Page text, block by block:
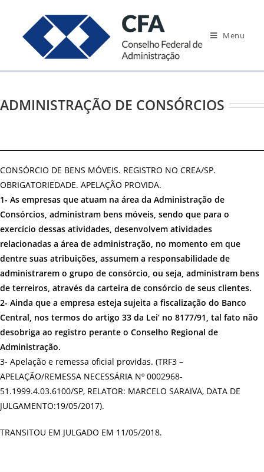
conteúdo
Menu
ADMINISTRAÇÃO DE CONSÓRCIOS
CONSÓRCIO DE BENS MÓVEIS. REGISTRO NO CREA/SP.
OBRIGATORIEDADE. APELAÇÃO PROVIDA.
1- As empresas que atuam na área da Administração de
Consórcios, administram bens móveis, sendo que para o
exercício dessas atividades, desenvolvem atividades
relacionadas a área de administração, no momento em que
dentre suas atribuições, assumem a responsabilidade de
administrarem o grupo de consórcio, ou seja, administram bens
de terreiros, através da carteira de consórcio de seus clientes.
2- Ainda que a empresa esteja sujeita a fiscalização do Banco
Central, nos termos do artigo 33 da Lei’ no 8177/91, tal fato não
desobriga ao registro perante o Conselho Regional de
Administração.
3- Apelação e remessa oficial providas. (TRF3 –
APELAÇÃO/REMESSA NECESSÁRIA Nº 0002968-
51.1999.4.03.6100/SP, RELATOR: MARCELO SARAIVA, DATA DE
JULGAMENTO:19/05/2017).
TRANSITOU EM JULGADO EM 11/05/2018.